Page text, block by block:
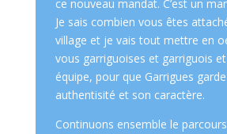
ce nouveau mandat. C’est un
Je sais combien vous êtes
village et je vais tout mettre en
vous garriguoises et garriguois
équipe, pour que Garrigues
authentisité et son caractère.
Continuons ensemble le